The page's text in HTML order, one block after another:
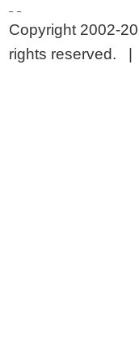
Copyright 2002-
rights reserved. |